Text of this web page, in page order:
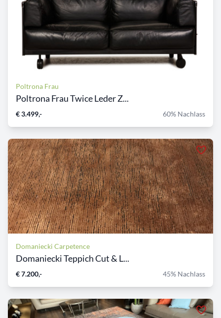
Poltrona Frau
Poltrona Frau Twice Leder Z...
€ 3.499,- 60% Nachlass
Domaniecki Carpetence
Domaniecki Teppich Cut & L...
€ 7.200,- 45% Nachlass